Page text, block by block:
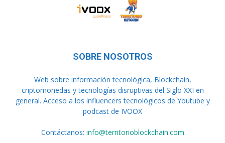
SOBRE NOSOTROS
Web sobre información tecnológica, Blockchain,
criptomonedas y tecnologías disruptivas del Siglo XXI en
general. Acceso a los influencers tecnológicos de Youtube y
podcast de IVOOX
Contáctanos: info@territorioblockchain.com